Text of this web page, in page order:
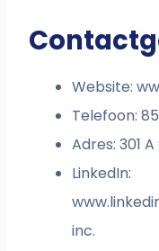
Website:
Telefoon:
Adres: 301
LinkedIn:
inc.